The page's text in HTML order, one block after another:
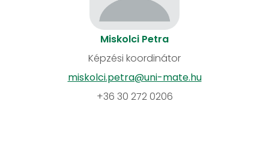
Miskolci Petra
Képzési koordinátor
miskolci.petra@uni-mate.hu
+36 30 272 0206